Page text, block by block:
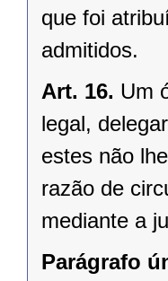
que foi
admitidos.
Art. 16. Um
legal,
estes não
razão de
mediante a
Parágrafo